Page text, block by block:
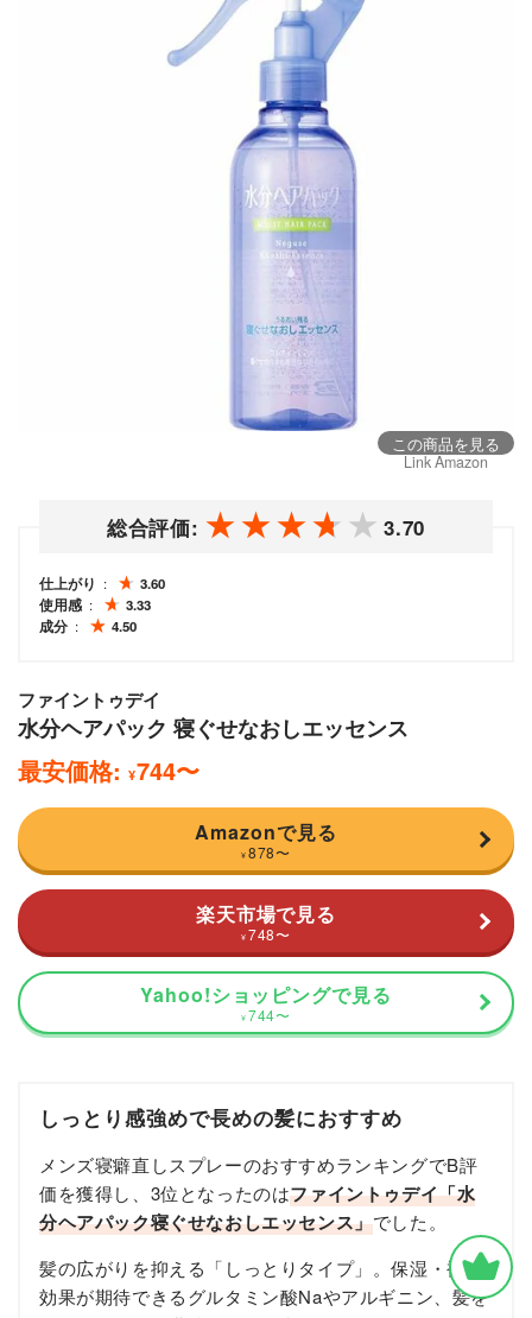
この商品を見る
Link Amazon
総合評価: 3.70
仕上がり
3.60
使用感
3.33
成分
4.50
ファイントゥデイ
水分ヘアパック 寝ぐせなおしエッセンス
最安価格: ¥744〜
Amazonで見る
¥ 878〜
楽天市場で見る
¥ 748〜
Yahoo!ショッピングで見る
¥ 744〜
しっとり感強めで長めの髪におすすめ
メンズ寝癖直しスプレーのおすすめランキングでB評
価を獲得し、3位となったのはファイントゥデイ「水
分ヘアパック寝ぐせなおしエッセンス」でした。
髪の広がりを抑える「しっとりタイプ」。保湿・補修
効果が期待できるグルタミン酸Naやアルギニン、髪を